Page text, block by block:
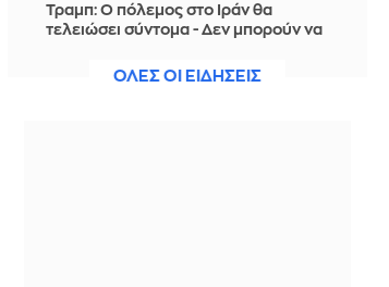
Τραμπ: Ο πόλεμος στο Ιράν θα
τελειώσει σύντομα - Δεν μπορούν να
ΠΡΙΝ ΑΠΌ 2 ΏΡΕΣΟΛΕΣ ΟΙ ΕΙΔΗΣΕΙΣ